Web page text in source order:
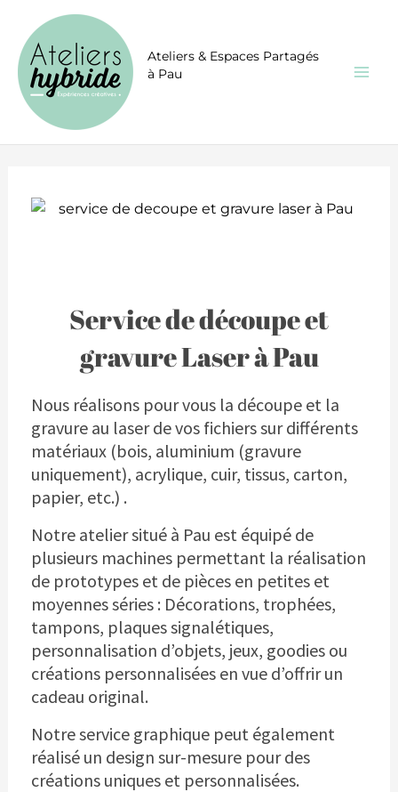
CONGÉS ÉTÉ - Les ateliers seront fermés une semaine
contenu
Ateliers & Espaces Partagés
à Pau
Service de découpe et
gravure Laser à Pau
Nous réalisons pour vous la découpe et la
gravure au laser de vos fichiers sur différents
matériaux (bois, aluminium (gravure
uniquement), acrylique, cuir, tissus, carton,
papier, etc.) .
Notre atelier situé à Pau est équipé de
plusieurs machines permettant la réalisation
de prototypes et de pièces en petites et
moyennes séries : Décorations, trophées,
tampons, plaques signalétiques,
personnalisation d’objets, jeux, goodies ou
créations personnalisées en vue d’offrir un
cadeau original.
Notre service graphique peut également
réalisé un design sur-mesure pour des
créations uniques et personnalisées.